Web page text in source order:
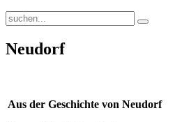
Neudorf
Aus der Geschichte von Neudorf